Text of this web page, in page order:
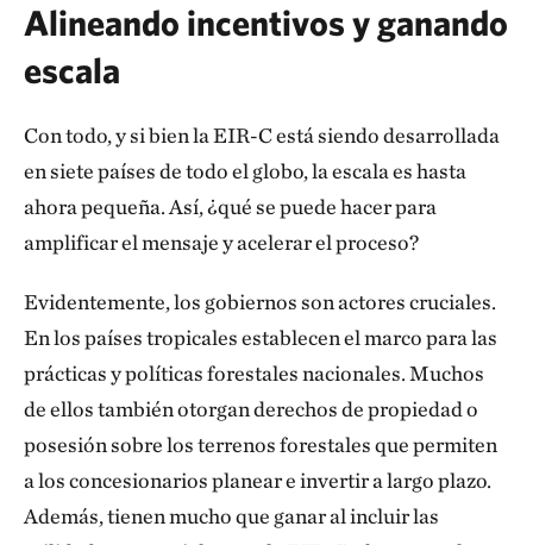
Alineando incentivos y ganando
escala
Con todo, y si bien la EIR-C está siendo desarrollada
en siete países de todo el globo, la escala es hasta
ahora pequeña. Así, ¿qué se puede hacer para
amplificar el mensaje y acelerar el proceso?
Evidentemente, los gobiernos son actores cruciales.
En los países tropicales establecen el marco para las
prácticas y políticas forestales nacionales. Muchos
de ellos también otorgan derechos de propiedad o
posesión sobre los terrenos forestales que permiten
a los concesionarios planear e invertir a largo plazo.
Además, tienen mucho que ganar al incluir las